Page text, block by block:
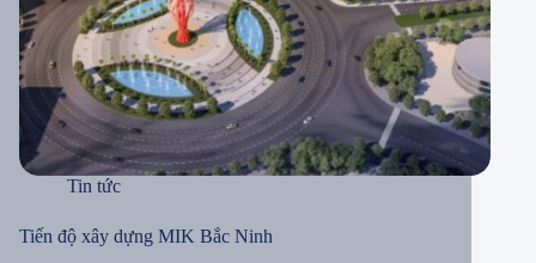
Tin tức
Tiến độ xây dựng MIK Bắc Ninh